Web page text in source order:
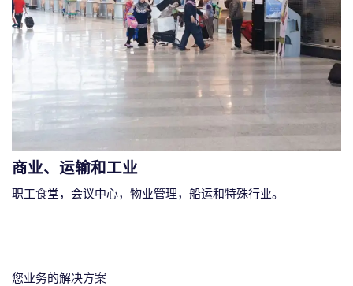
商业、运输和工业
职工食堂，会议中心，物业管理，船运和特殊行业。
您业务的解决方案